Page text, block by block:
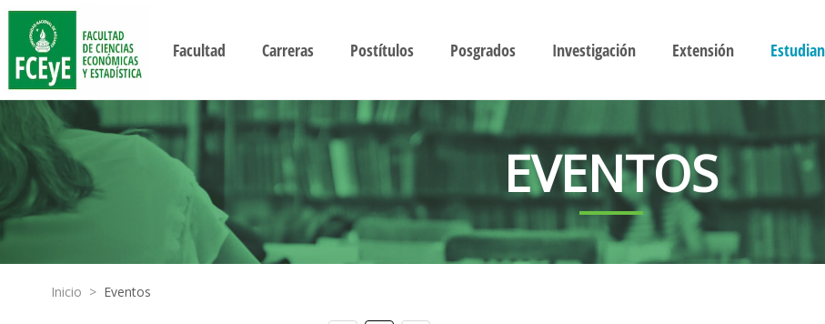
Facultad Carreras Postítulos Posgrados Investigación Extensión
EVENTOS
Inicio > Eventos